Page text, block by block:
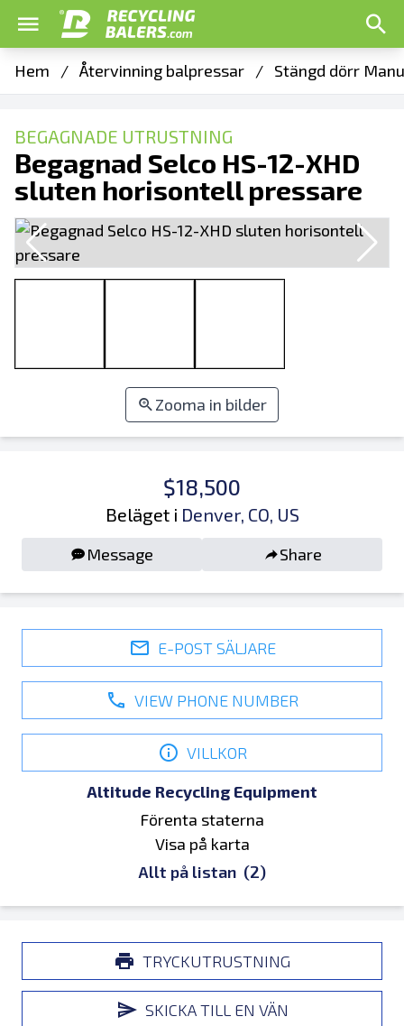
Hem / Återvinning balpressar / Stängd dörr
BEGAGNADE UTRUSTNING
Begagnad Selco HS-12-XHD
sluten horisontell pressare
Zooma in bilder
$18,500
Beläget i Denver, CO, US
Message Share
E-POST SÄLJARE
VIEW PHONE NUMBER
VILLKOR
Altitude Recycling Equipment
Förenta staterna
Visa på karta
Allt på listan (2)
TRYCKUTRUSTNING
SKICKA TILL EN VÄN